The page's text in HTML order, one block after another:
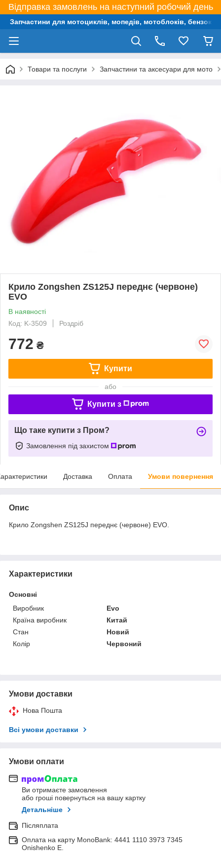
Відправка замовлень на наступний робочий день
Запчастини для мотоциклів, мопедів, мотоблоків,
Товари та послуги Запчастини та аксесуари для мото
Крило Zongshen ZS125J переднє (червоне)
EVO
В наявності
Код: K-3509
Роздріб
772 ₴
Купити
або
Купити з
Що таке купити з Пром?
Замовлення під захистом
Доставка Оплата Умови повернення
Опис
Крило Zongshen ZS125J переднє (червоне) EVO.
Характеристики
Основні
Виробник
Evo
Країна виробник
Китай
Стан
Новий
Колір
Червоний
Умови доставки
Нова Пошта
Всі умови доставки
Умови оплати
Ви отримаєте замовлення
або гроші повернуться на вашу картку
Детальніше
Післяплата
Оплата на карту MonoBank: 4441 1110 3973 7345
Onishenko E.